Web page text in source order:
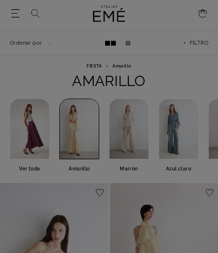
FIESTA > Amarillo
AMARILLO
Ver todo Amarillo Marrón Azul claro
+ FILTRO
Ordenar por